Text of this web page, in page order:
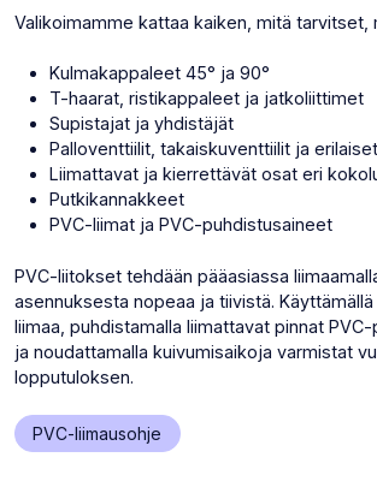
Valikoimamme kattaa kaiken, mitä tarvitset,
Kulmakappaleet 45° ja 90°
T-haarat, ristikappaleet ja jatkoliittimet
Supistajat ja yhdistäjät
Palloventtiilit, takaiskuventtiilit ja
Liimattavat ja kierrettävät osat eri
Putkikannakkeet
PVC-liimat ja PVC-puhdistusaineet
PVC-liitokset tehdään pääasiassa
asennuksesta nopeaa ja tiivistä.
liimaa, puhdistamalla liimattavat pinnat
ja noudattamalla kuivumisaikoja varmistat
lopputuloksen.
PVC-liimausohje (Avaa
uuden